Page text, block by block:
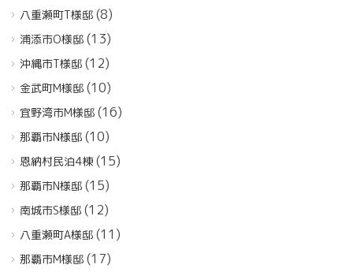
八重瀬町T様邸 (8)
浦添市O様邸 (13)
沖縄市T様邸 (12)
金武町M様邸 (10)
宜野湾市M様邸 (16)
那覇市N様邸 (10)
恩納村民泊4棟(15)
那覇市N様邸 (15)
南城市S様邸 (12)
八重瀬町A様邸 (11)
那覇市M様邸 (17)